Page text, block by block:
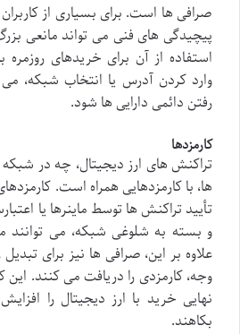
صرافی ها است. برای بسیاری از کاربران
پیچیدگی های فنی می تواند مانعی
استفاده از آن برای خریدهای روزمره
وارد کردن آدرس یا انتخاب شبکه،
رفتن دائمی دارایی ها شود.
کارمزدها
تراکنش های ارز دیجیتال، چه در
تأیید تراکنش ها توسط ماینرها یا
و بسته به شلوغی شبکه، می توانند
علاوه بر این، صرافی ها نیز برای
وجه، کارمزدی را دریافت می کنند. این
نهایی خرید با ارز دیجیتال را
بکاهند.